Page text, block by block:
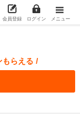
会員登録 ログイン メニュー
らえる /